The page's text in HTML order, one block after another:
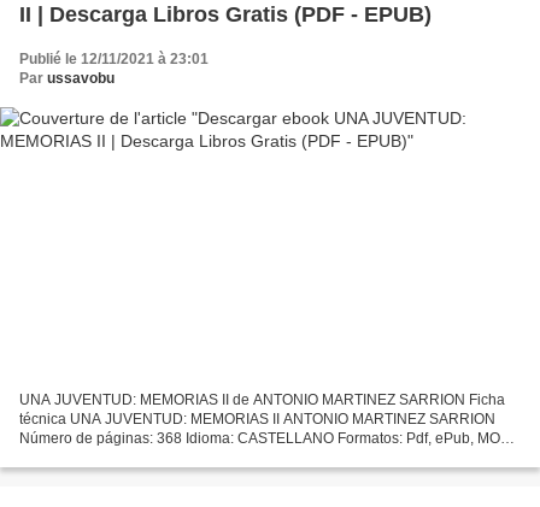
II | Descarga Libros Gratis (PDF - EPUB)
Publié le 12/11/2021 à 23:01
Par ussavobu
UNA JUVENTUD: MEMORIAS II de ANTONIO MARTINEZ SARRION Ficha
técnica UNA JUVENTUD: MEMORIAS II ANTONIO MARTINEZ SARRION
Número de páginas: 368 Idioma: CASTELLANO Formatos: Pdf, ePub, MOBI,